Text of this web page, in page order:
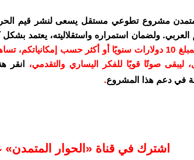
مشروع تطوعي مستقل يسعى لنشر قيم الحرية،
العربي. ولضمان استمراره واستقلاليته، يعتمد
بدعمكم بمبلغ 10 دولارات سنويًا أو أكثر حسب
ليبقى صوتًا قويًا للفكر اليساري والتقدمي،
انقر
في دعم هذا المشروع.
اشترك في قناة ‫«الحوار المتمدن»